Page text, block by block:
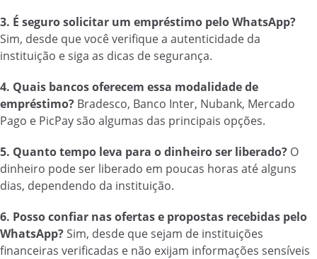
3. É seguro solicitar um empréstimo pelo WhatsApp?
Sim, desde que você verifique a autenticidade da
instituição e siga as dicas de segurança.
4. Quais bancos oferecem essa modalidade de
empréstimo? Bradesco, Banco Inter, Nubank, Mercado
Pago e PicPay são algumas das principais opções.
5. Quanto tempo leva para o dinheiro ser liberado? O
dinheiro pode ser liberado em poucas horas até alguns
dias, dependendo da instituição.
6. Posso confiar nas ofertas e propostas recebidas pelo
WhatsApp?Sim, desde que sejam de instituições
financeiras verificadas e não exijam informações sensíveis